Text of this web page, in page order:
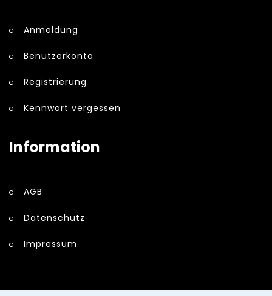
Anmeldung
Benutzerkonto
Registrierung
Kennwort vergessen
Information
AGB
Datenschutz
Impressum